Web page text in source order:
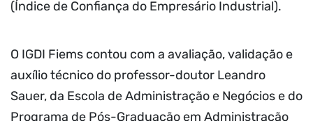
(Índice de Confiança do Empresário Industrial).
O IGDI Fiems contou com a avaliação, validação e
auxílio técnico do professor-doutor Leandro
Sauer, da Escola de Administração e Negócios e do
Programa de Pós-Graduação em Administração